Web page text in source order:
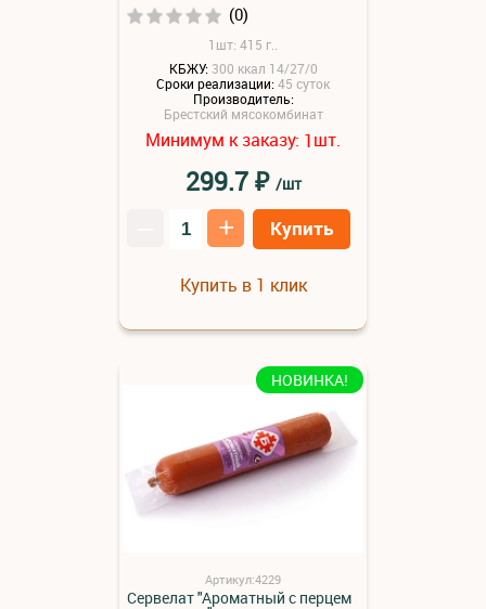
(0)
1шт: 415 г..
КБЖУ: 300 ккал 14/27/0
Сроки реализации:45 суток
Производитель:
Брестский мясокомбинат
Минимум к заказу: 1шт.
299.7₽ /шт
+ Купить
Купить в 1 клик
НОВИНКА!
Артикул:4229
Сервелат "Ароматный с перцем